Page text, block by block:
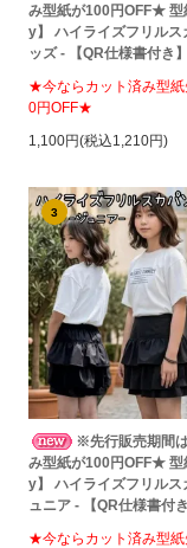
み型紙が100円OFF★ 型
y】 ハイライズフリルス
ッズ - 【QR仕様書付き】
★今ならカット済み型
0円OFF★
1,100円(税込1,210円)
3
※先行販売期間
み型紙が100円OFF★ 型
y】 ハイライズフリルス
ュニア - 【QR仕様書付き
★今ならカット済み型